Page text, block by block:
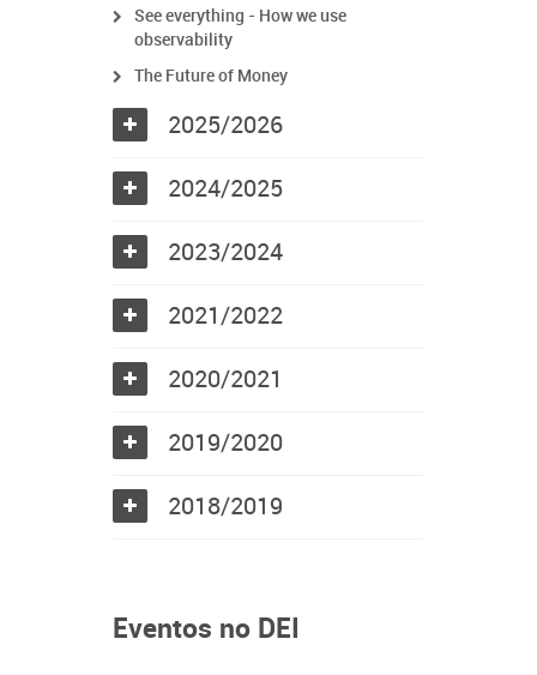
See everything - How we use
observability
The Future of Money
2025/2026
2024/2025
2023/2024
2021/2022
2020/2021
2019/2020
2018/2019
Eventos no DEI